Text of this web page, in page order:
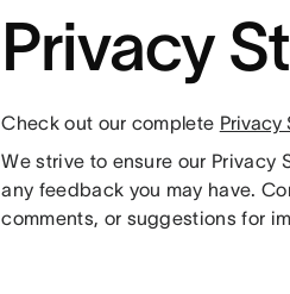
Privacy
Check out our complete Privacy
We strive to ensure our
any feedback you may have.
comments, or suggestions for